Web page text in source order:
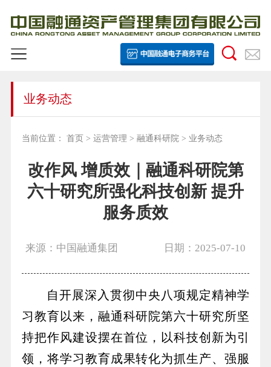
业务动态
当前位置： 首页> 运营管理 > 融通科研院 > 业务动态
改作风 增质效｜融通科研院第
六十研究所强化科技创新 提升
服务质效
来源：中国融通集团 日期：2025-07-10
自开展深入贯彻中央八项规定精神学
习教育以来，融通科研院第六十研究所坚
持把作风建设摆在首位，以科技创新为引
领，将学习教育成果转化为抓生产、强服